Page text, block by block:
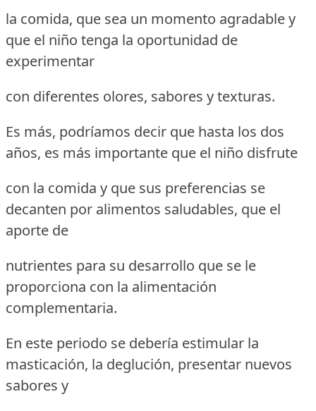
la comida, que sea un momento agradable y
que el niño tenga la oportunidad de
experimentar
con diferentes olores, sabores y texturas.
Es más, podríamos decir que hasta los dos
años, es más importante que el niño disfrute
con la comida y que sus preferencias se
decanten por alimentos saludables, que el
aporte de
nutrientes para su desarrollo que se le
proporciona con la alimentación
complementaria.
En este periodo se debería estimular la
masticación, la deglución, presentar nuevos
sabores y